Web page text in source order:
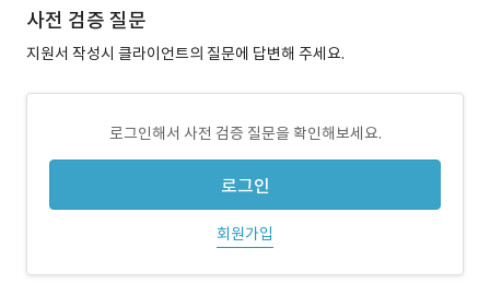
사전 검증 질문
지원서 작성시 클라이언트의 질문에 답변해 주세요.
로그인해서 사전 검증 질문을 확인해보세요.
로그인
회원가입